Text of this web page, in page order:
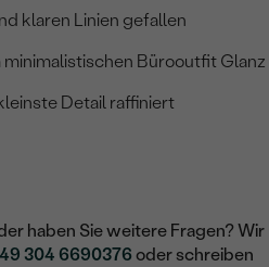
klaren Linien gefallen
Bürooutfit Glanz
Detail raffiniert
haben Sie weitere Fragen? Wir
304 6690376 oder schreiben